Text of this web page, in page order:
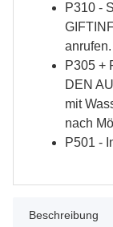
P310 -
anrufen.
P305 +
DEN
mit
nach
P501 -
Beschreibung